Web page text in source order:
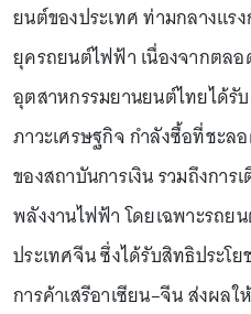
ยนต์ของประเทศ ท่ามกลางแร
ยุครถยนต์ไฟฟ้า เนื่องจากตล
อุตสาหกรรมยานยนต์ไทยได้
ภาวะเศรษฐกิจ กำลังซื้อที่ชะล
ของสถาบันการเงิน รวมถึงการ
พลังงานไฟฟ้า โดยเฉพาะรถย
ประเทศจีน ซึ่งได้รับสิทธิประโ
การค้าเสรีอาเซียน–จีน ส่งผล